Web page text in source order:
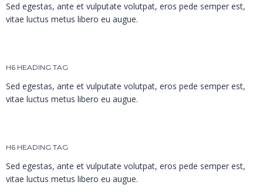
Sed egestas, ante et vulputate volutpat, eros pede semper est,
vitae luctus metus libero eu augue.
H6 HEADING TAG
Sed egestas, ante et vulputate volutpat, eros pede semper est,
vitae luctus metus libero eu augue.
H6 HEADING TAG
Sed egestas, ante et vulputate volutpat, eros pede semper est,
vitae luctus metus libero eu augue.